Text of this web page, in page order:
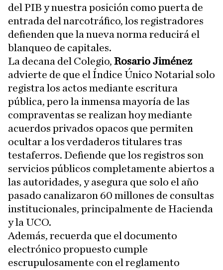
del PIB y nuestra posición como puerta de
entrada del narcotráfico, los registradores
defienden que la nueva norma reducirá el
blanqueo de capitales.
La decana del Colegio, Rosario Jiménez
advierte de que el Índice Único Notarial solo
registra los actos mediante escritura
pública, pero la inmensa mayoría de las
compraventas se realizan hoy mediante
acuerdos privados opacos que permiten
ocultar a los verdaderos titulares tras
testaferros. Defiende que los registros son
servicios públicos completamente abiertos a
las autoridades, y asegura que solo el año
pasado canalizaron 60 millones de consultas
institucionales, principalmente de Hacienda
y la UCO.
Además, recuerda que el documento
electrónico propuesto cumple
escrupulosamente con el reglamento